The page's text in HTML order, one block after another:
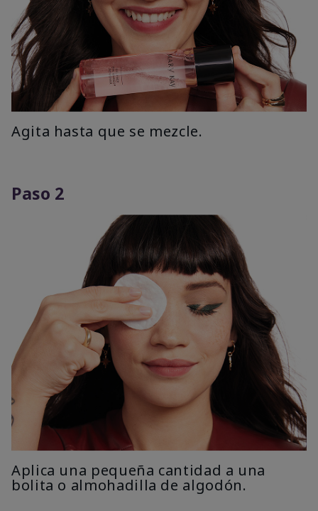
Agita hasta que se mezcle.
Paso 2
Aplica una pequeña cantidad a una
bolita o almohadilla de algodón.